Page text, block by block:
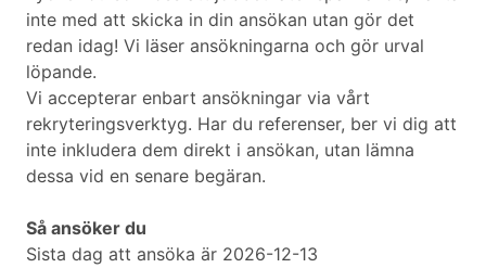
inte med att skicka in din ansökan utan gör det
redan idag! Vi läser ansökningarna och gör urval
löpande.
Vi accepterar enbart ansökningar via vårt
rekryteringsverktyg. Har du referenser, ber vi dig att
inte inkludera dem direkt i ansökan, utan lämna
dessa vid en senare begäran.
Så ansöker du
Sista dag att ansöka är 2026-12-13